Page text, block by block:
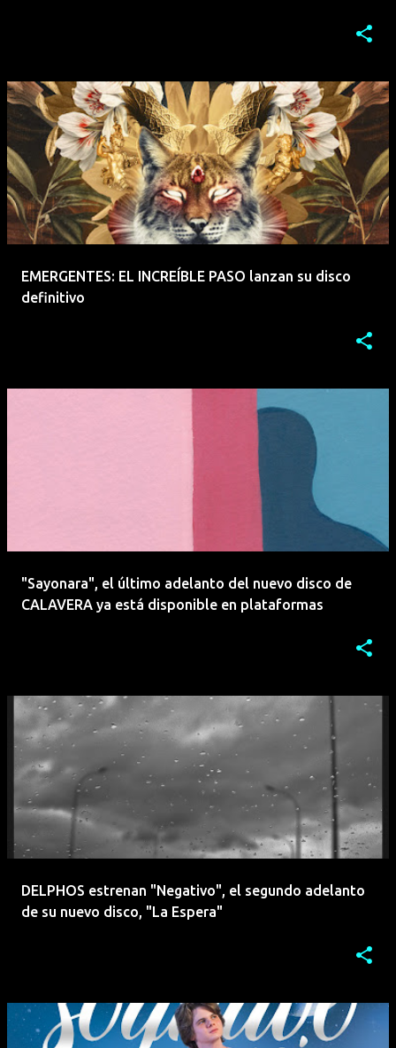
EMERGENTES: EL INCREÍBLE PASO lanzan su disco
definitivo
"Sayonara", el último adelanto del nuevo disco de
CALAVERA ya está disponible en plataformas
DELPHOS estrenan "Negativo", el segundo adelanto
de su nuevo disco, "La Espera"